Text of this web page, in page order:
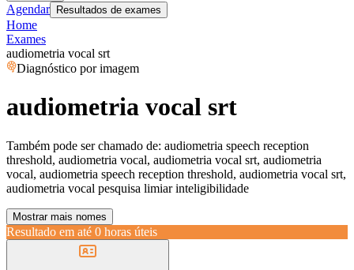
Agendar Resultados de exames
Home
Exames
audiometria vocal srt
Diagnóstico por imagem
audiometria vocal srt
Também pode ser chamado de: audiometria speech reception
threshold, audiometria vocal, audiometria vocal srt, audiometria
vocal, audiometria speech reception threshold, audiometria vocal srt,
audiometria vocal pesquisa limiar inteligibilidade
Mostrar mais nomes
Resultado em até 0 horas úteis